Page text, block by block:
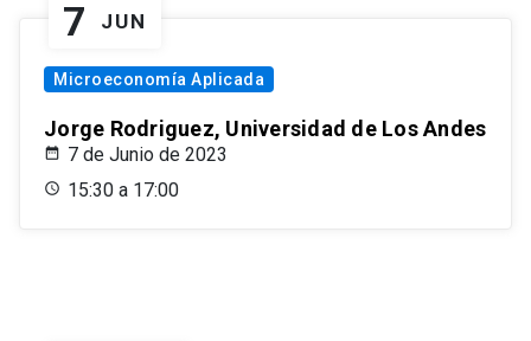
7 JUN
Microeconomía Aplicada
Jorge Rodriguez, Universidad de Los Andes
7 de Junio de 2023
15:30 a 17:00